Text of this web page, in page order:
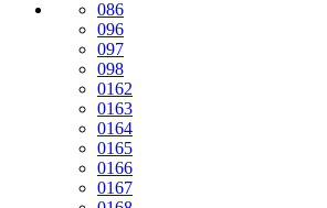
086
096
097
098
0162
0163
0164
0165
0166
0167